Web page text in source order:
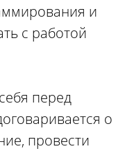
и
с работой
перед
о
провести